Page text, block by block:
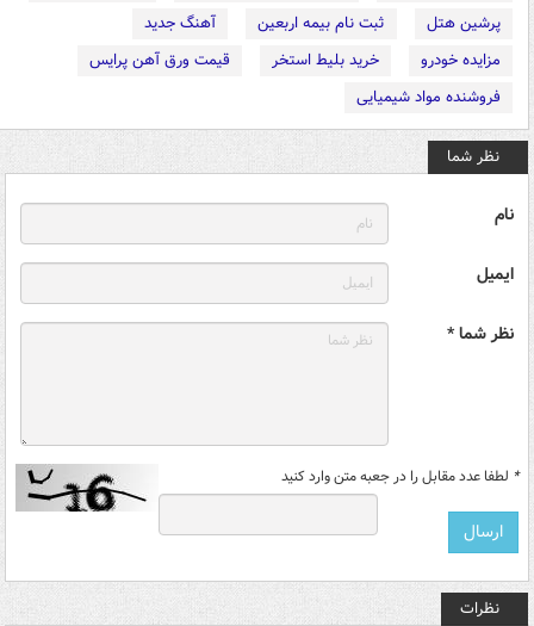
پرشین هتل
ثبت نام بیمه اربعین
آهنگ جدید
مزایده خودرو
خرید بلیط استخر
قیمت ورق آهن پرایس
فروشنده مواد شیمیایی
نظر شما
نام
ایمیل
نظر شما *
* لطفا عدد مقابل را در جعبه متن وارد کنید
نظرات